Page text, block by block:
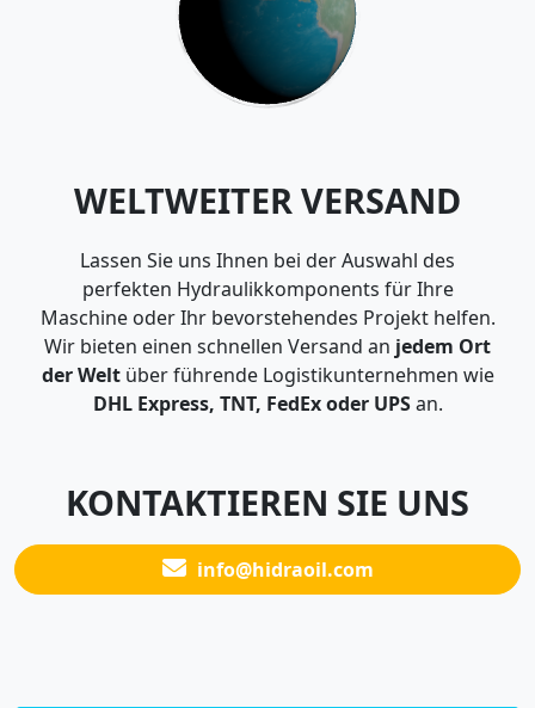
WELTWEITER VERSAND
Lassen Sie uns Ihnen bei der Auswahl des
perfekten Hydraulikkomponents für Ihre
Maschine oder Ihr bevorstehendes Projekt helfen.
Wir bieten einen schnellen Versand an jedem Ort
der Weltüber führende Logistikunternehmen wie
DHL Express, TNT, FedEx oder UPSan.
KONTAKTIEREN SIE UNS
info@hidraoil.com